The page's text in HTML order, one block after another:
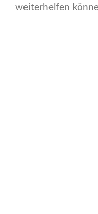
weiterhelfen